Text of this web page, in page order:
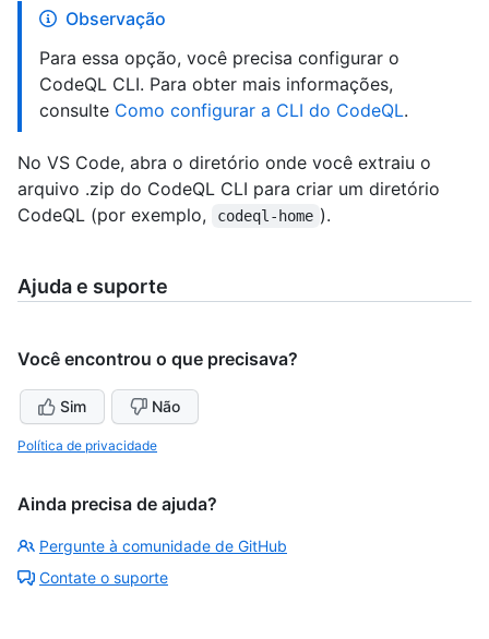
Observação
Para essa opção, você precisa configurar o
CodeQL CLI. Para obter mais informações,
consulte Como configurar a CLI do CodeQL.
No VS Code, abra o diretório onde você extraiu o
arquivo .zip do CodeQL CLI para criar um diretório
CodeQL (por exemplo,
codeql-home ).
Ajuda e suporte
Você encontrou o que precisava?
Sim Não
Política de privacidade
Ainda precisa de ajuda?
Pergunte à comunidade de GitHub
Contate o suporte